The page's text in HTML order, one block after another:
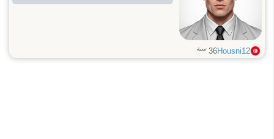
Housni12
36 سنة